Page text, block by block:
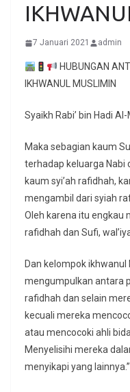
7 Januari 2021 admin
HUBUNGAN
IKHWANUL MUSLIMIN
Syaikh Rabi’ bin Hadi
Maka sebagian kaum
terhadap keluarga Nabi
kaum syi’ah rafidhah,
mengambil dari syiah
Oleh karena itu engkau
rafidhah dan Sufi,
Dan kelompok
mengumpulkan antara
rafidhah dan selain
kecuali mereka
atau mencocoki ahli
Menyelisihi mereka
menyikapi yang lainnya.”